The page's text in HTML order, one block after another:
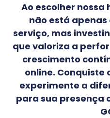
Ao escolher nossa
não está
serviço, mas
que valoriza a
crescimento
online. Conquiste
experimente a
para sua presença